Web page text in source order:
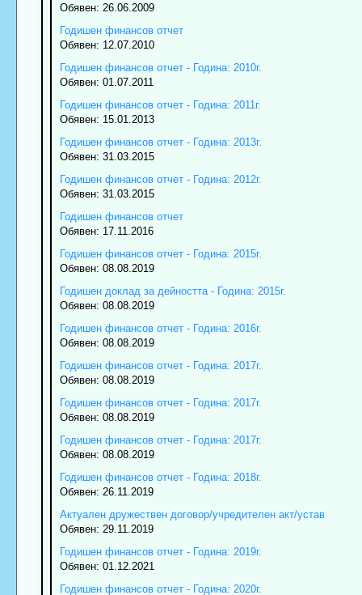
Обявен: 26.06.2009
Годишен финансов отчет
Обявен: 12.07.2010
Годишен финансов отчет - Година: 2010г.
Обявен: 01.07.2011
Годишен финансов отчет - Година: 2011г.
Обявен: 15.01.2013
Годишен финансов отчет - Година: 2013г.
Обявен: 31.03.2015
Годишен финансов отчет - Година: 2012г.
Обявен: 31.03.2015
Годишен финансов отчет
Обявен: 17.11.2016
Годишен финансов отчет - Година: 2015г.
Обявен: 08.08.2019
Годишен доклад за дейността - Година: 2015г.
Обявен: 08.08.2019
Годишен финансов отчет - Година: 2016г.
Обявен: 08.08.2019
Годишен финансов отчет - Година: 2017г.
Обявен: 08.08.2019
Годишен финансов отчет - Година: 2017г.
Обявен: 08.08.2019
Годишен финансов отчет - Година: 2017г.
Обявен: 08.08.2019
Годишен финансов отчет - Година: 2018г.
Обявен: 26.11.2019
Актуален дружествен договор/учредителен акт/устав
Обявен: 29.11.2019
Годишен финансов отчет - Година: 2019г.
Обявен: 01.12.2021
Годишен финансов отчет - Година: 2020г.